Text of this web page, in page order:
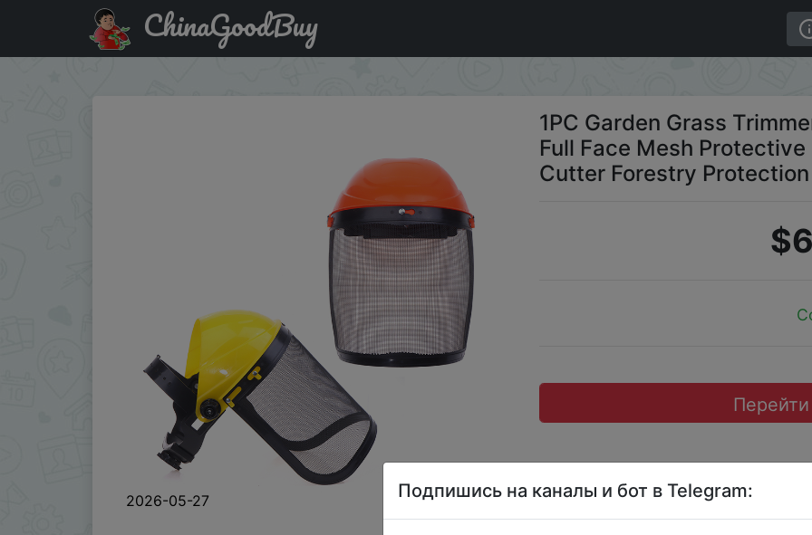
Купить по распродаже : 1PC Garden Grass Trimmer Safety Helmet Hat with Full Face Mesh Protective Mask for
ChinaGoodBuy
2026-05-27
1PC Garden Grass
Full Face Mesh
Cutter Forestry Protection
Подпишись на каналы и бот в Telegram: